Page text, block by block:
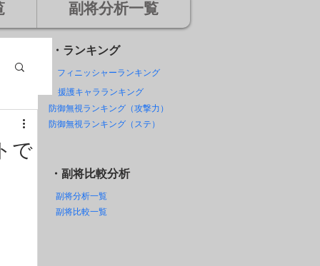
副将分析一覧
で
フィニッシャーランキング
援護キャラランキング
防御無視ランキング（攻撃力）
防御無視ランキング（ステ）
・ランキング
副将分析一覧
副将比較一覧
・副将比較分析